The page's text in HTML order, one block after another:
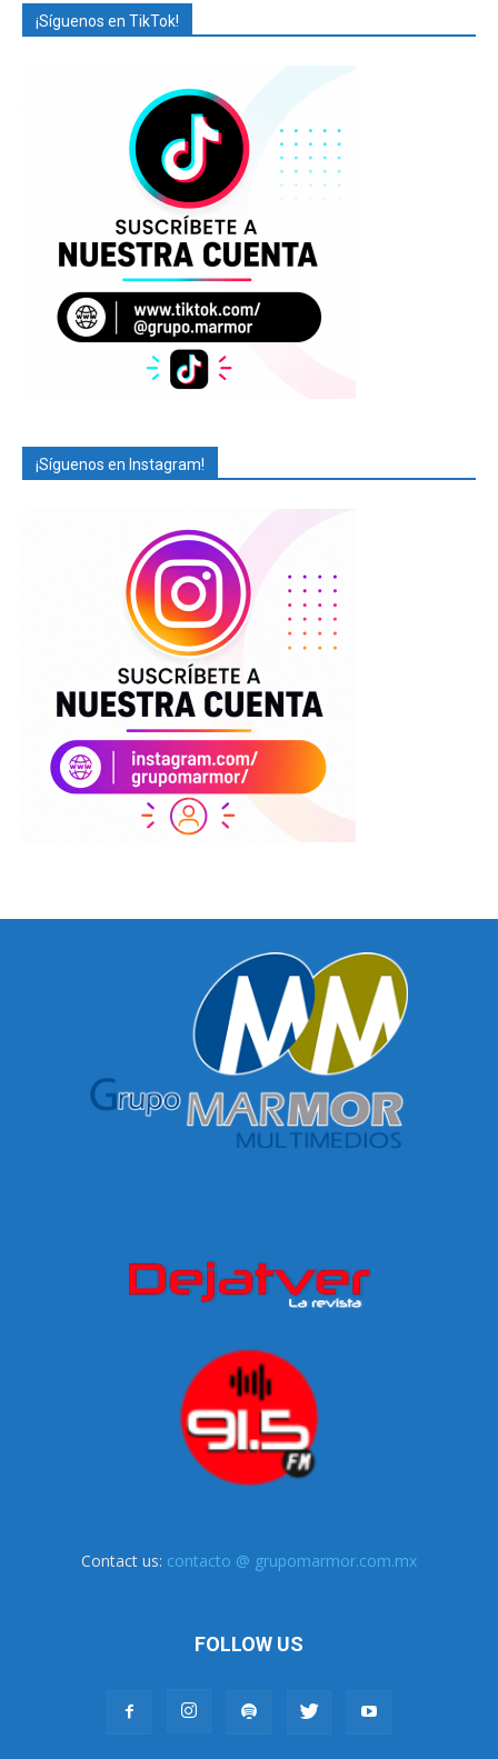
¡Síguenos en TikTok!
¡Síguenos en Instagram!
Contact us: contacto @ grupomarmor.com.mx
FOLLOW US